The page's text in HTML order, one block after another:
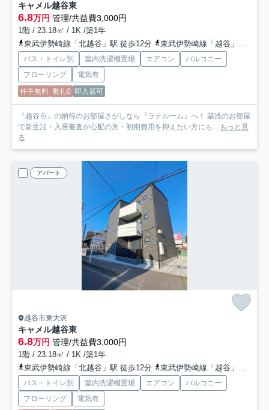
キャメル越谷東
6.8万円 管理/共益費3,000円
1階 / 23.18㎡ / 1K /築1年
東武伊勢崎線「北越谷」駅 徒歩12分
東武伊勢崎線「越谷」駅 バス14分 朝日バス「市立図書館入口（越谷市）」 停歩12分
バス・トイレ別 室内洗濯機置場 エアコン
バルコニー
フローリング
電気有
仲手無料 敷礼0 即入居可
『越谷市』の納得のお部屋さがしなら『ラテルーム』へ！ 築浅のお部屋
で新生活・入居審査が心配の方・初期費用を抑えたい方にも... もっと見
る
アパート
越谷市東大沢
キャメル越谷東
6.8万円 管理/共益費3,000円
1階 / 23.18㎡ / 1K /築1年
東武伊勢崎線「北越谷」駅 徒歩12分
東武伊勢崎線「越谷」駅 バス14分 朝日バス「市立図書館入口（越谷市）」 停歩12分
バス・トイレ別 室内洗濯機置場 エアコン
バルコニー
フローリング
電気有